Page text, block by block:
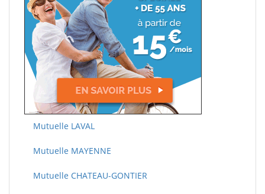
Mutuelle LAVAL
Mutuelle MAYENNE
Mutuelle CHATEAU-GONTIER